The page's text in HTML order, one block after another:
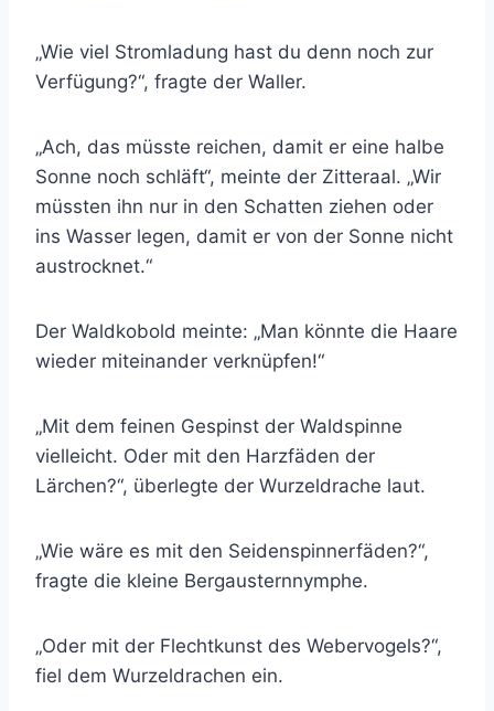
„Wie viel Stromladung hast du denn noch zur
Verfügung?“, fragte der Waller.
„Ach, das müsste reichen, damit er eine halbe
Sonne noch schläft“, meinte der Zitteraal. „Wir
müssten ihn nur in den Schatten ziehen oder
ins Wasser legen, damit er von der Sonne nicht
austrocknet.“
Der Waldkobold meinte: „Man könnte die Haare
wieder miteinander verknüpfen!“
„Mit dem feinen Gespinst der Waldspinne
vielleicht. Oder mit den Harzfäden der
Lärchen?“, überlegte der Wurzeldrache laut.
„Wie wäre es mit den Seidenspinnerfäden?“,
fragte die kleine Bergausternnymphe.
„Oder mit der Flechtkunst des Webervogels?“,
fiel dem Wurzeldrachen ein.